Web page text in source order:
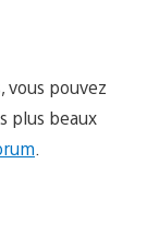
vous pouvez
plus beaux